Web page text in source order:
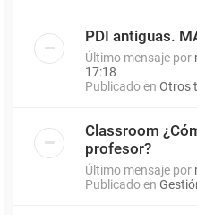
PDI antiguas.
Último mensaje por
17:18
Publicado en Otros
Classroom
profesor?
Último mensaje por
Publicado en